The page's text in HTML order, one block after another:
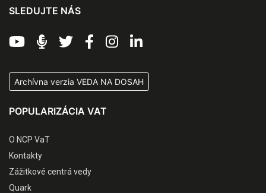
SLEDUJTE NÁS
Archívna verzia VEDA NA DOSAH
POPULARIZÁCIA VAT
O NCP VaT
Kontakty
Zážitkové centrá vedy
Quark